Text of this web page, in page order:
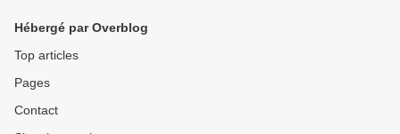
Hébergé par Overblog
Top articles
Pages
Contact